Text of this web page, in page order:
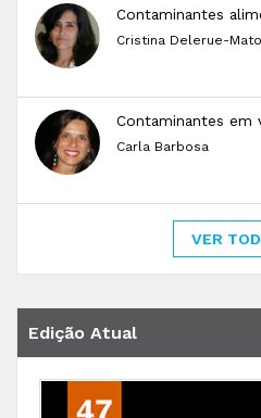
Contaminantes
Cristina Delerue-
Contaminantes em
Carla Barbosa
VER
Edição Atual